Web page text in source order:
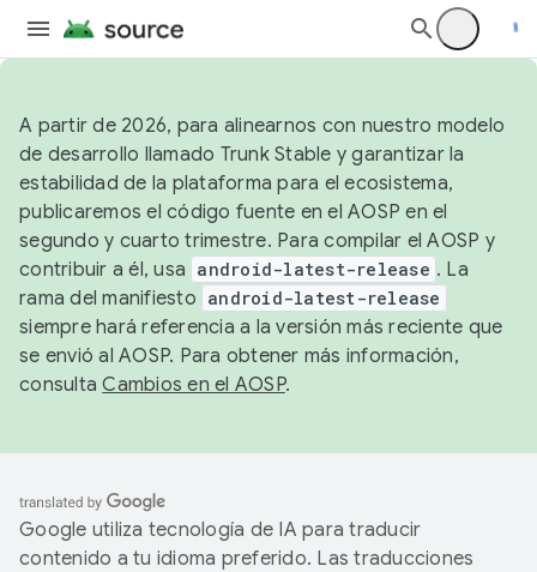
A partir de 2026, para alinearnos con nuestro modelo
de desarrollo llamado Trunk Stable y garantizar la
estabilidad de la plataforma para el ecosistema,
publicaremos el código fuente en el AOSP en el
segundo y cuarto trimestre. Para compilar el AOSP y
contribuir a él, usa android-latest-release . La
rama del manifiesto android-latest-release
siempre hará referencia a la versión más reciente que
se envió al AOSP. Para obtener más información,
consultaCambios en el AOSP.
Google utiliza tecnología de IA para traducir
contenido a tu idioma preferido. Las traducciones